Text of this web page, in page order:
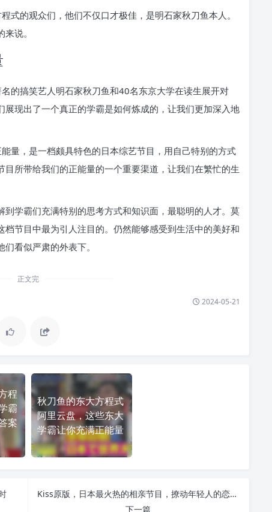
式的观众们，他们不仅口才极佳，是明石家秋刀鱼本人。
说。
的搞笑艺人明石家秋刀鱼和40名东京大学在读生展开对
现出了一个真正的学霸是如何炼成的，让我们更加深入地
量，是一档颇具特色的日本综艺节目，用自己特别的方式
所带给我们的正能量的一个重要渠道，让我们在繁忙的生
学霸们充满特别的思考方式和知识面，最聪明的人才。莫
节目中最为引人注目的。仍然能够感受到生活中的美好和
看似严肃的外表下。
正文完
2024-05-21
程
霸
案
秋刀鱼的东大方程式
阿里云盘，这些东大
学霸让你充满正能量
Kiss原版，日本最火热的相亲节目，撩动年轻人的恋爱心弦
下一篇